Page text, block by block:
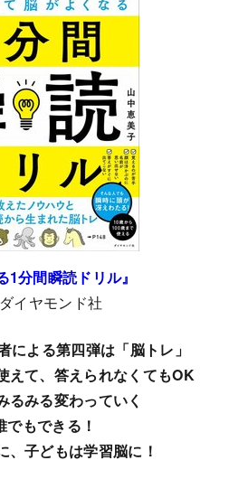
1分間瞬読ドリル』
イヤモンド社
による第四弾は「脳トレ」
えて、答えられなくてもOK
るみる変わっていく
でもできる！
、子どもは学習脳に！